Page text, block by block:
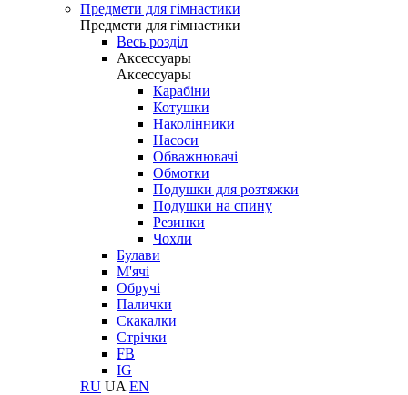
Предмети для гімнастики
Предмети для гімнастики
Весь розділ
Аксессуары
Аксессуары
Карабіни
Котушки
Наколінники
Насоси
Обважнювачі
Обмотки
Подушки для розтяжки
Подушки на спину
Резинки
Чохли
Булави
М'ячі
Обручі
Палички
Скакалки
Стрічки
FB
IG
RU UA EN